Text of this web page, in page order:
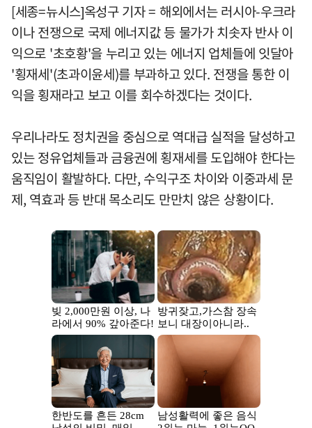
[세종=뉴시스]옥성구 기자 = 해외에서는 러시아-우크라
이나 전쟁으로 국제 에너지값 등 물가가 치솟자 반사 이
익으로 '초호황'을 누리고 있는 에너지 업체들에 잇달아
'횡재세'(초과이윤세)를 부과하고 있다. 전쟁을 통한 이
익을 횡재라고 보고 이를 회수하겠다는 것이다.
우리나라도 정치권을 중심으로 역대급 실적을 달성하고
있는 정유업체들과 금융권에 횡재세를 도입해야 한다는
움직임이 활발하다. 다만, 수익구조 차이와 이중과세 문
제, 역효과 등 반대 목소리도 만만치 않은 상황이다.